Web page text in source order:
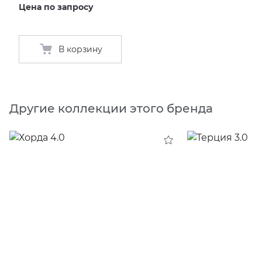
Цена по запросу
В корзину
Другие коллекции этого бренда